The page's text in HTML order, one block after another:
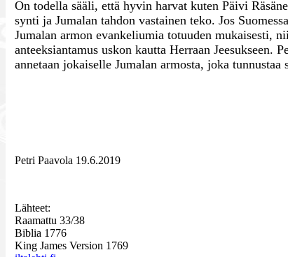
On todella sääli, että hyvin harvat kuten Päivi
synti ja Jumalan tahdon vastainen teko. Jos
Jumalan armon evankeliumia totuuden mukaisesti,
anteeksiantamus uskon kautta Herraan Jeesukseen.
annetaan jokaiselle Jumalan armosta, joka tunnustaa
Petri Paavola 19.6.2019
Lähteet:
Raamattu 33/38
Biblia 1776
King James Version 1769